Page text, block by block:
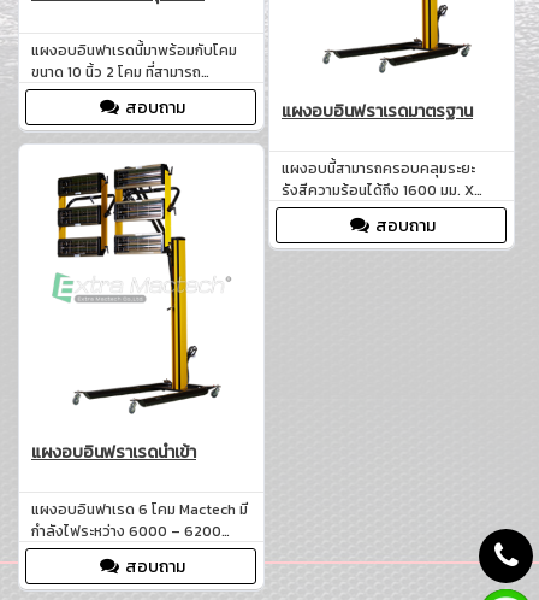
แผงอบอินฟาเรดนี้มาพร้อมกับโคม
ขนาด 10 นิ้ว 2 โคม ที่สามารถ
ครอบคลุมพื้นที่การอบสีได้ถึง
800×800 มม. ช่วยให้การอบสีเป็น
ไปอย่างทั่วถึงและมีความสม่ำเสมอ
สอบถาม แผงอบอินฟราเรดมาตรฐาน
แผงอบนี้สามารถครอบคลุมระยะ
รังสีความร้อนได้ถึง 1600 มม. X
2000 มม. ซึ่งเหมาะสำหรับการอบสี
ชิ้นส่วนขนาดใหญ่ เช่น ฝากระโปรงรถ
ประตูรถ หรือชิ้นส่วนรถยนต์อื่น ๆ
สอบถาม
แผงอบอินฟราเรดนำเข้า
แผงอบอินฟาเรด 6 โคม Mactech มี
กำลังไฟระหว่าง 6000 – 6200
วัตต์ ซึ่งเป็นกำลังไฟที่เพียงพอ
สำหรับการอบสีในระดับมืออาชีพ
สอบถาม